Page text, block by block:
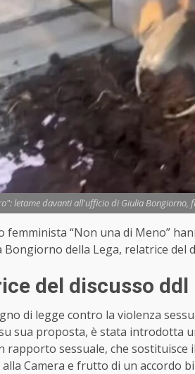
letame davanti all'ufficio di Giulia
femminista “Non una di Meno”
Bongiorno della Lega, relatrice del
del discusso ddl
di legge contro la violenza
sua proposta, è stata introdotta
rapporto sessuale, che sostituisce
Camera e frutto di un accordo